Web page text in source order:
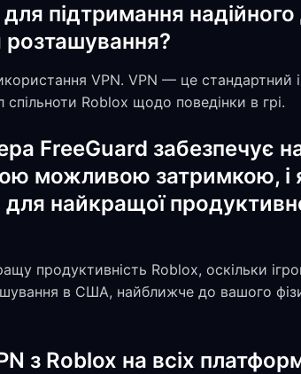
підтримання
VPN. VPN — це стандартний
Roblox щодо поведінки в грі.
FreeGuard забезпечує
можливою затримкою, і
для найкращої
продуктивність Roblox, оскільки
в США, найближче до вашого
з Roblox на всіх